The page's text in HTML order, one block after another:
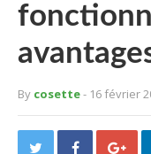
By cosette- 16 février